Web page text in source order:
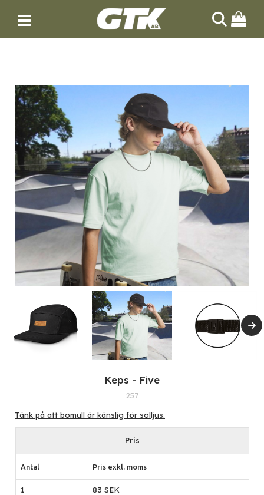
Keps - Five
257
Tänk på att bomull är känslig för solljus.
Pris
Antal Pris exkl. moms
1 83 SEK